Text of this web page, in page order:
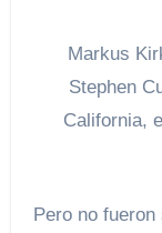
Markus
Stephen
California,
Pero no